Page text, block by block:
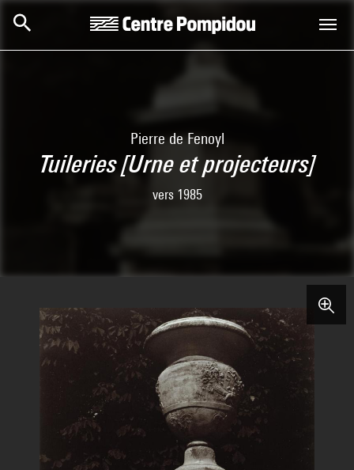
Pierre de Fenoyl
Tuileries [Urne et projecteurs]
vers 1985